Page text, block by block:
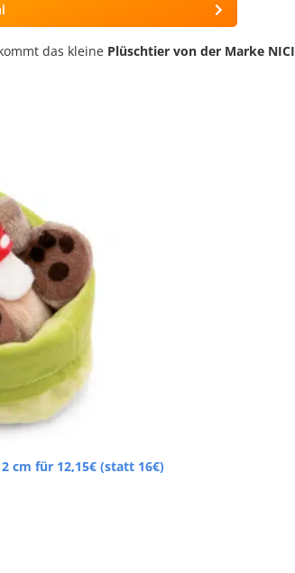
das kleine Plüschtier von der Marke NICI
cm für 12,15€ (statt 16€)